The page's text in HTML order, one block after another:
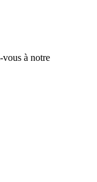
vous à notre